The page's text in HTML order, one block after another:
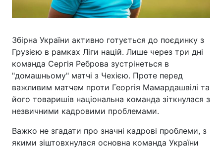
Збірна України активно готується до поєдинку з
Грузією в рамках Ліги націй. Лише через три дні
команда Сергія Реброва зустрінеться в
"домашньому" матчі з Чехією. Проте перед
важливим матчем проти Георгія Мамардашвілі та
його товаришів національна команда зіткнулася з
незвичними кадровими проблемами.
Важко не згадати про значні кадрові проблеми, з
якими зіштовхнулася основна команда України